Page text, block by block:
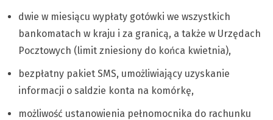
dwie w miesiącu wypłaty gotówki we wszystkich
bankomatach w kraju i za granicą, a także w Urzędach
Pocztowych (limit zniesiony do końca kwietnia),
bezpłatny pakiet SMS, umożliwiający uzyskanie
informacji o saldzie konta na komórkę,
możliwość ustanowienia pełnomocnika do rachunku